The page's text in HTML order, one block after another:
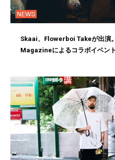
NEWS
Skaai、Flowerboi Takeが出演
Magazineによるコラボイベン